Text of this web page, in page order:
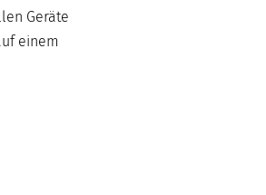
Geräte
einem